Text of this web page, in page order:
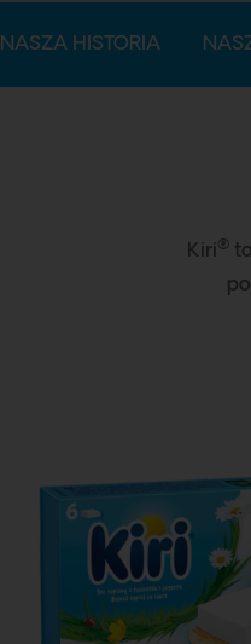
NASZA HISTORIA
Kiri®